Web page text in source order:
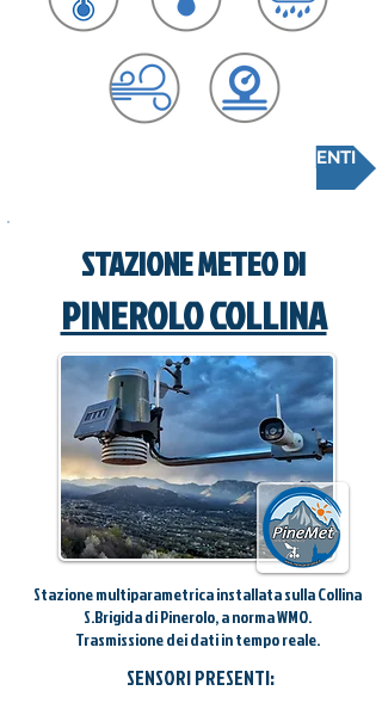
CONSULTA LA SCHEDA RILEVAMENTI
STAZIONE METEO DI
PINEROLO COLLINA
Stazione multiparametrica installata sulla Collina
S.Brigida di Pinerolo, a norma WMO.
Trasmissione dei dati in tempo reale.
SENSORI PRESENTI: